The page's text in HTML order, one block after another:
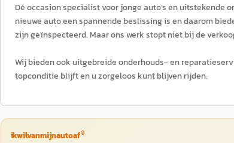
Dé occasion specialist voor jonge auto’s en
nieuwe auto een spannende beslissing is en daarom
zijn geïnspecteerd. Maar ons werk stopt niet bij de
Wij bieden ook uitgebreide onderhouds- en
topconditie blijft en u zorgeloos kunt blijven rijden.
ikwilvanmijnautoaf®